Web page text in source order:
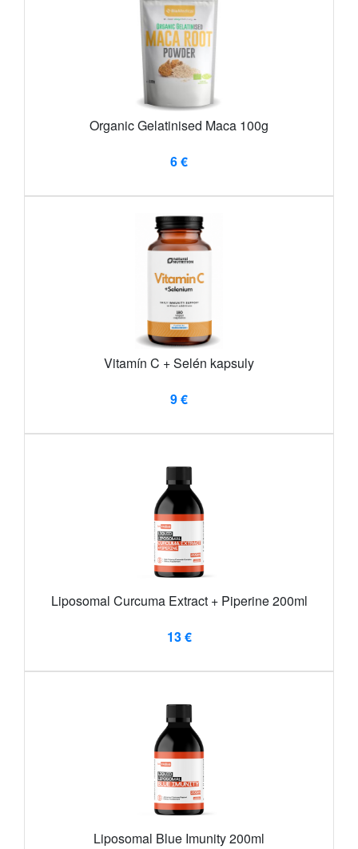
Organic Gelatinised Maca 100g
6 €
Vitamín C + Selén kapsuly
9 €
Liposomal Curcuma Extract + Piperine 200ml
13 €
Liposomal Blue Imunity 200ml